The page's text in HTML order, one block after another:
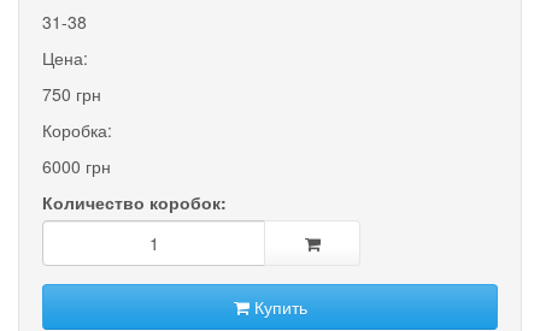
31-38
Цена:
750 грн
Коробка:
6000 грн
Количество коробок:
Купить